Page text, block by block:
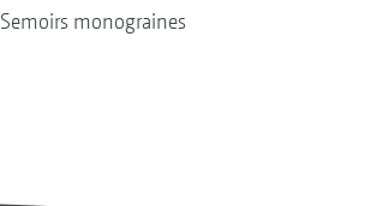
Semoirs monograines